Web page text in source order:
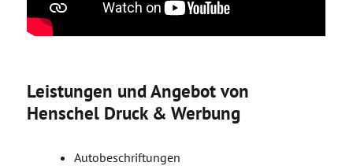
Leistungen und Angebot von
Henschel Druck & Werbung
Autobeschriftungen